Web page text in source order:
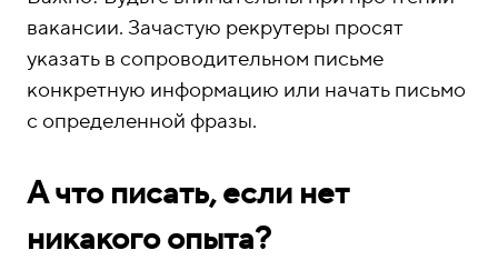
вакансии. Зачастую рекрутеры просят
указать в сопроводительном письме
конкретную информацию или начать письмо
с определенной фразы.
А что писать, если нет
никакого опыта?